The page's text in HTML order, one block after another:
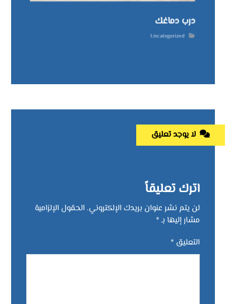
درب دماغك
Uncategorized
لا يوجد تعليق
اترك تعليقاً
لن يتم نشر عنوان بريدك الإلكتروني. الحقول الإلزامية
مشار إليها بـ*
التعليق *